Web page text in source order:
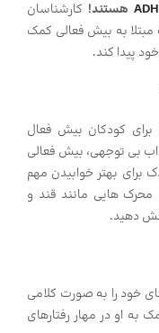
هستند! کارشناسان
مبتلا به بیش فعالی کمک
پیدا کند.
کودکان بیش فعال
بی توجهی، بیش فعالی
برای بهتر خوابیدن مهم
محرک هایی مانند قند و
دهید.
خود را به صورت کلامی
به او در مهار رفتارهای